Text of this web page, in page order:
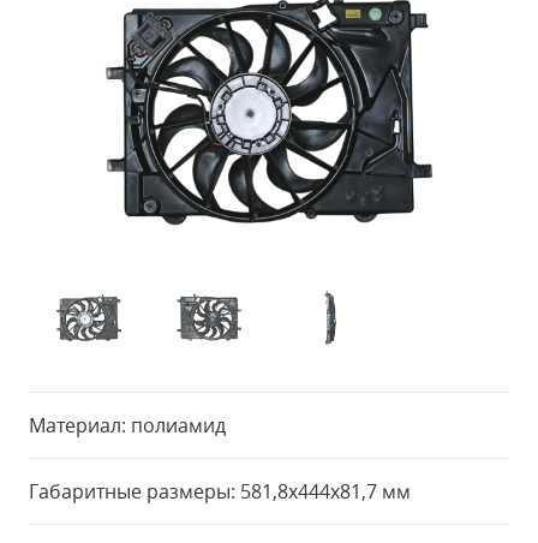
Материал: полиамид
Габаритные размеры: 581,8x444x81,7 мм